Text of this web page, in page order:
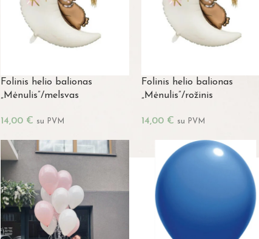
Folinis helio balionas
„Mėnulis”/melsvas
14,00 € su PVM
Folinis helio balionas
„Mėnulis”/rožinis
14,00 € su PVM